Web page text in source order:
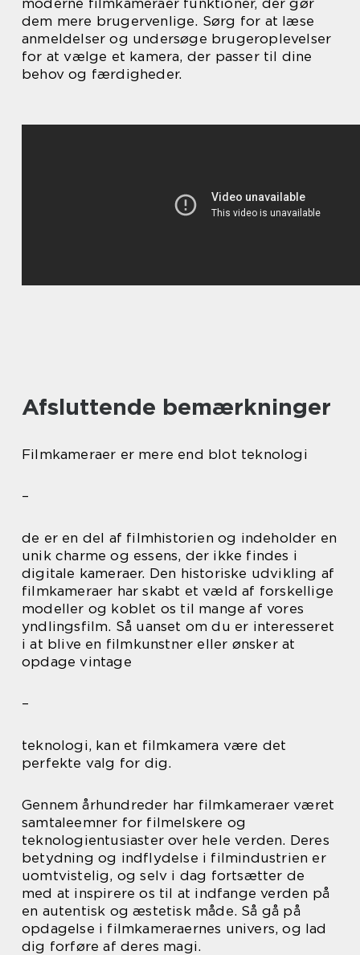
dem mere brugervenlige. Sørg for at læse
anmeldelser og undersøge brugeroplevelser
for at vælge et kamera, der passer til dine
behov og færdigheder.
Afsluttende bemærkninger
Filmkameraer er mere end blot teknologi
–
de er en del af filmhistorien og indeholder en
unik charme og essens, der ikke findes i
digitale kameraer. Den historiske udvikling af
filmkameraer har skabt et væld af forskellige
modeller og koblet os til mange af vores
yndlingsfilm. Så uanset om du er interesseret
i at blive en filmkunstner eller ønsker at
opdage vintage
–
teknologi, kan et filmkamera være det
perfekte valg for dig.
Gennem århundreder har filmkameraer været
samtaleemner for filmelskere og
teknologientusiaster over hele verden. Deres
betydning og indflydelse i filmindustrien er
uomtvistelig, og selv i dag fortsætter de
med at inspirere os til at indfange verden på
en autentisk og æstetisk måde. Så gå på
opdagelse i filmkameraernes univers, og lad
dig forføre af deres magi.